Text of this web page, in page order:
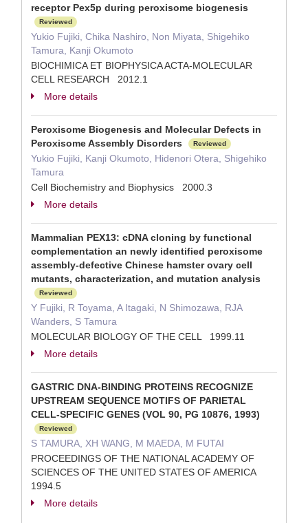
receptor Pex5p during peroxisome biogenesis
Reviewed
Yukio Fujiki, Chika Nashiro, Non Miyata, Shigehiko
Tamura, Kanji Okumoto
BIOCHIMICA ET BIOPHYSICA ACTA-MOLECULAR
CELL RESEARCH 2012.1
More details
Peroxisome Biogenesis and Molecular Defects in
Peroxisome Assembly Disorders
Reviewed
Yukio Fujiki, Kanji Okumoto, Hidenori Otera, Shigehiko
Tamura
Cell Biochemistry and Biophysics 2000.3
More details
Mammalian PEX13: cDNA cloning by functional
complementation an newly identified peroxisome
assembly-defective Chinese hamster ovary cell
mutants, characterization, and mutation analysis
Reviewed
Y Fujiki, R Toyama, A Itagaki, N Shimozawa, RJA
Wanders, S Tamura
MOLECULAR BIOLOGY OF THE CELL 1999.11
More details
GASTRIC DNA-BINDING PROTEINS RECOGNIZE
UPSTREAM SEQUENCE MOTIFS OF PARIETAL
CELL-SPECIFIC GENES (VOL 90, PG 10876, 1993)
Reviewed
S TAMURA, XH WANG, M MAEDA, M FUTAI
PROCEEDINGS OF THE NATIONAL ACADEMY OF
SCIENCES OF THE UNITED STATES OF AMERICA
1994.5
More details